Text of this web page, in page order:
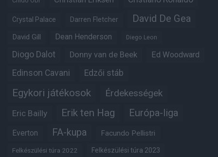
Crystal Palace Darren Fletcher David De Gea
David Gill Dean Henderson Diego Leon
Diogo Dalot Donny van de Beek Ed Woodward
Edinson Cavani Edzői stáb
Egykori játékosok Érdekességek
Eric Bailly Erik ten Hag Európa-liga
Everton FA-kupa Facundo Pellistri
Felkészülési túra 2022 Felkészülési túra 2023